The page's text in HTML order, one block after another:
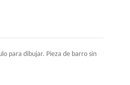
para dibujar. Pieza de barro sin